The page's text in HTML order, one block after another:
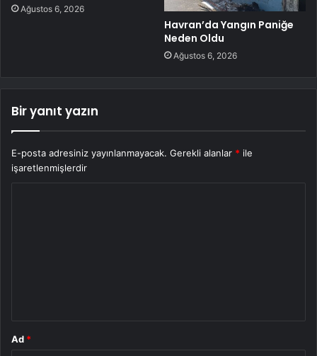
Ağustos 6, 2026
Havran’da Yangın Paniğe
Neden Oldu
Ağustos 6, 2026
Bir yanıt yazın
E-posta adresiniz yayınlanmayacak. Gerekli alanlar * ile
işaretlenmişlerdir
Ad *